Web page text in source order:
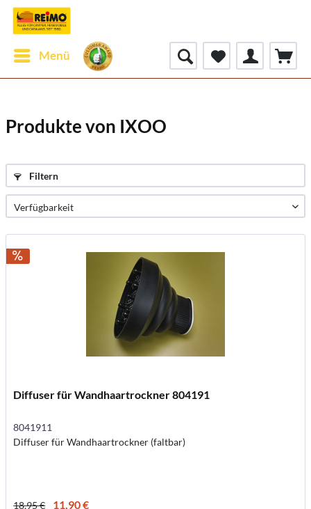
Menü
Produkte von IXOO
Filtern
Diffuser für Wandhaartrockner 804191
8041911
Diffuser für Wandhaartrockner (faltbar)
18,95 € 11,90 €